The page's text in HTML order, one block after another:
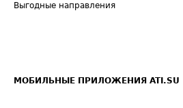
Выгодные направления
МОБИЛЬНЫЕ ПРИЛОЖЕНИЯ ATI.SU